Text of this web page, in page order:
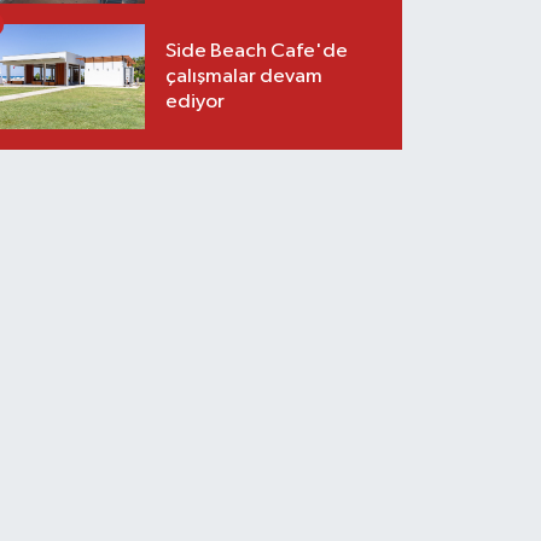
Side Beach Cafe'de
çalışmalar devam
ediyor